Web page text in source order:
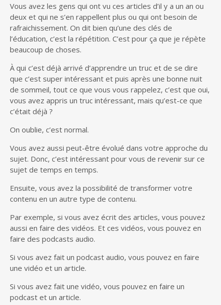
Vous avez les gens qui ont vu ces articles d’il y a un an ou
deux et qui ne s’en rappellent plus ou qui ont besoin de
rafraichissement. On dit bien qu’une des clés de
l’éducation, c’est la répétition. C’est pour ça que je répète
beaucoup de choses.
À qui c’est déjà arrivé d’apprendre un truc et de se dire
que c’est super intéressant et puis après une bonne nuit
de sommeil, tout ce que vous vous rappelez, c’est que oui,
vous avez appris un truc intéressant, mais qu’est-ce que
c’était déjà ?
On oublie, c’est normal.
Vous avez aussi peut-être évolué dans votre approche du
sujet. Donc, c’est intéressant pour vous de revenir sur ce
sujet de temps en temps.
Ensuite, vous avez la possibilité de transformer votre
contenu en un autre type de contenu.
Par exemple, si vous avez écrit des articles, vous pouvez
aussi en faire des vidéos. Et ces vidéos, vous pouvez en
faire des podcasts audio.
Si vous avez fait un podcast audio, vous pouvez en faire
une vidéo et un article.
Si vous avez fait une vidéo, vous pouvez en faire un
podcast et un article.